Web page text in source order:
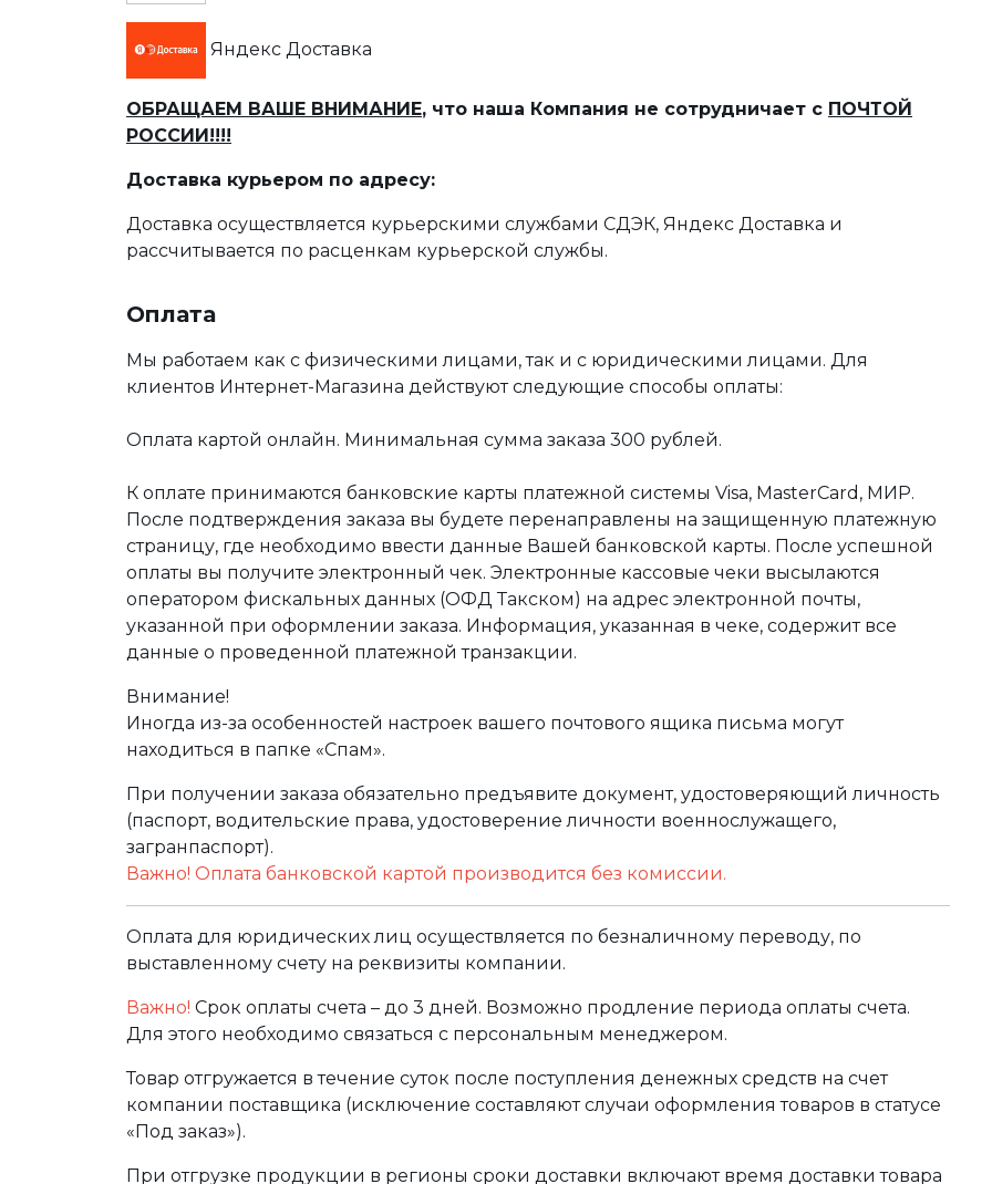
Яндекс Доставка
ОБРАЩАЕМ ВАШЕ ВНИМАНИЕ, что наша Компания не сотрудничает с ПОЧТОЙ
РОССИИ!!!!
Доставка курьером по адресу:
Доставка осуществляется курьерскими службами СДЭК, Яндекс Доставка и
рассчитывается по расценкам курьерской службы.
Оплата
Мы работаем как с физическими лицами, так и с юридическими лицами. Для
клиентов Интернет-Магазина действуют следующие способы оплаты:
Оплата картой онлайн. Минимальная сумма заказа 300 рублей.
К оплате принимаются банковские карты платежной системы Visa, MasterCard, МИР.
После подтверждения заказа вы будете перенаправлены на защищенную платежную
страницу, где необходимо ввести данные Вашей банковской карты. После успешной
оплаты вы получите электронный чек. Электронные кассовые чеки высылаются
оператором фискальных данных (ОФД Такском) на адрес электронной почты,
указанной при оформлении заказа. Информация, указанная в чеке, содержит все
данные о проведенной платежной транзакции.
Внимание!
Иногда из-за особенностей настроек вашего почтового ящика письма могут
находиться в папке «Спам».
При получении заказа обязательно предъявите документ, удостоверяющий личность
(паспорт, водительские права, удостоверение личности военнослужащего,
загранпаспорт).
Важно! Оплата банковской картой производится без комиссии.
Оплата для юридических лиц осуществляется по безналичному переводу, по
выставленному счету на реквизиты компании.
Важно! Срок оплаты счета – до 3 дней. Возможно продление периода оплаты счета.
Для этого необходимо связаться с персональным менеджером.
Товар отгружается в течение суток после поступления денежных средств на счет
компании поставщика (исключение составляют случаи оформления товаров в статусе
«Под заказ»).
При отгрузке продукции в регионы сроки доставки включают время доставки товара